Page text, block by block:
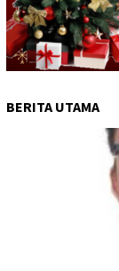
BERITA UTAMA